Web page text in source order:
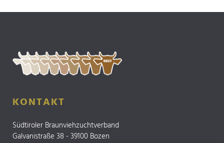
KONTAKT
Südtiroler Braunviehzuchtverband
Galvanistraße 38 - 39100 Bozen